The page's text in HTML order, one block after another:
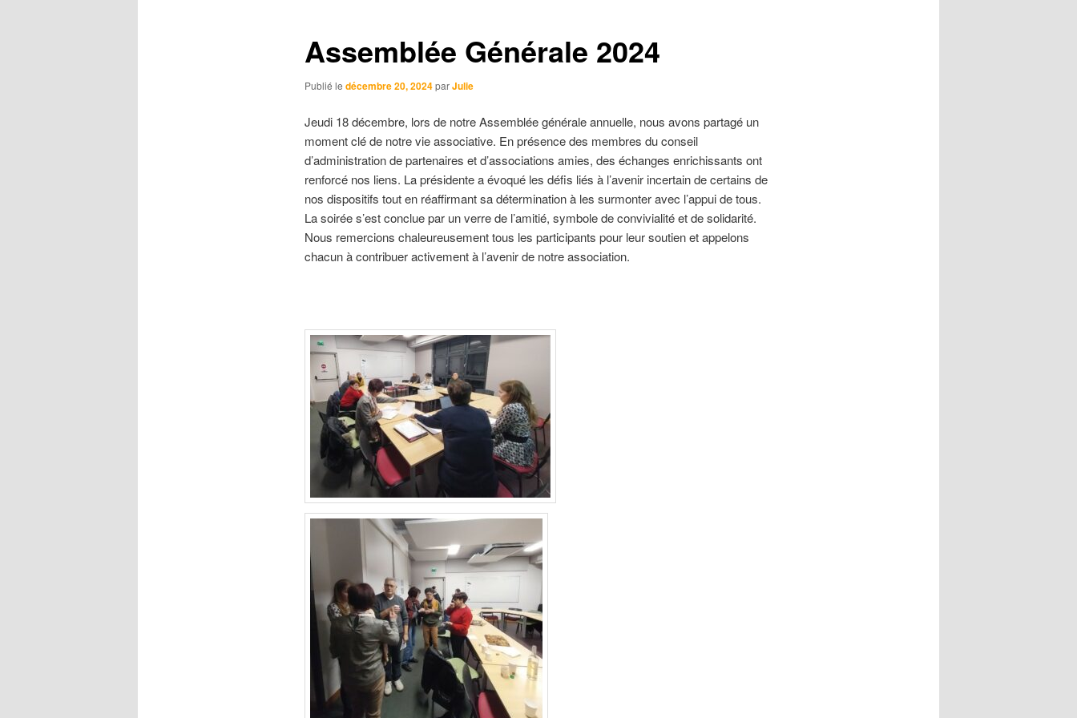
Assemblée Générale 2024
Publié le décembre 20, 2024parJulie
Jeudi 18 décembre, lors de notre Assemblée générale annuelle, nous avons partagé un
moment clé de notre vie associative. En présence des membres du conseil
d’administration de partenaires et d’associations amies, des échanges enrichissants ont
renforcé nos liens. La présidente a évoqué les défis liés à l’avenir incertain de certains de
nos dispositifs tout en réaffirmant sa détermination à les surmonter avec l’appui de tous.
La soirée s’est conclue par un verre de l’amitié, symbole de convivialité et de solidarité.
Nous remercions chaleureusement tous les participants pour leur soutien et appelons
chacun à contribuer activement à l’avenir de notre association.